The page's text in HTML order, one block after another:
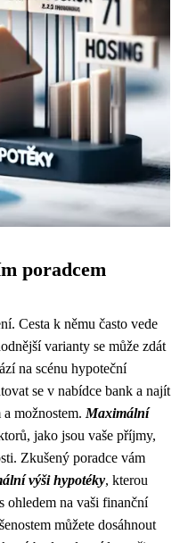
poradcem
Cesta k němu často vede
varianty se může zdát
na scénu hypoteční
se v nabídce bank a najít
možnostem. Maximální
jako jsou vaše příjmy,
Zkušený poradce vám
výši hypotéky, kterou
ohledem na vaši finanční
můžete dosáhnout